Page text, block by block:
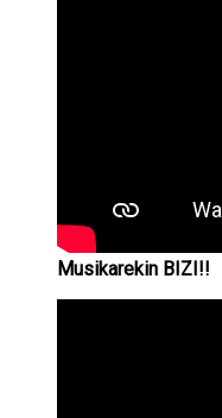
Musikarekin BIZI!!